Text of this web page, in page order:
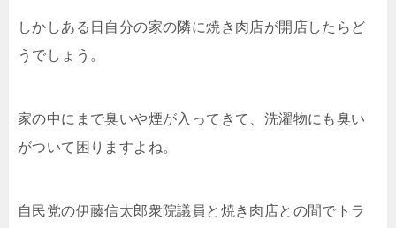
しかしある日自分の家の隣に焼き肉店が開店したらど
うでしょう。
家の中にまで臭いや煙が入ってきて、洗濯物にも臭い
がついて困りますよね。
自民党の伊藤信太郎衆院議員と焼き肉店との間でトラ